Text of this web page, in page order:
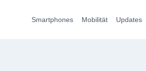
Smartphones Mobilität Updates